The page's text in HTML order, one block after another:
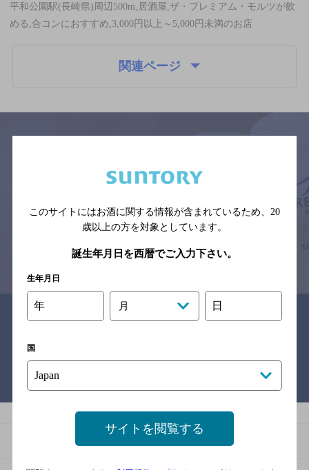
平和公園駅(長崎県)周辺500m,居酒屋,ザ・プレミアム・モルツが飲
める,合コンにおすすめ,3,000円以上～5,000円未満のお店
関連ページ
サイトマップ ご意見・ご感想 利用規約
念のためお店にご確認の上ご来店くださいますようお願い申し上げま
す。
情報提供：ぐるなび
関連リンク
このサイトにはお酒に関する情報が含まれているため、 20
歳以上の方を対象としています。
誕生年月日を西暦でご入力下さい。
生年月日
年 月 日
国
サイトを閲覧する